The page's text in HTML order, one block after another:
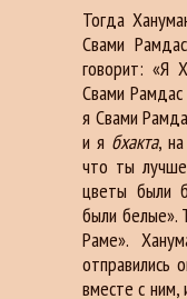
Тогда
Свами
говорит: «Я
Свами
я Свами
и я бхакта,
что ты
цветы были
были белые».
Раме».
отправились
вместе с ним,